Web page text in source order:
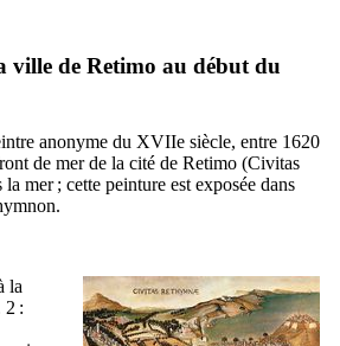
ville de Retimo au début du
anonyme du XVIIe siècle, entre 1620
de mer de la cité de Retimo (Civitas
mer ; cette peinture est exposée dans
la
2 :